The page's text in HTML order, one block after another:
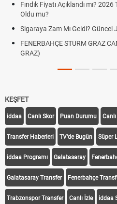
Fındık Fiyatı Açıklandı mı?
Oldu mu?
Sigaraya Zam Mı Geldi? Güncel
FENERBAHÇE STURM GRAZ
GRAZ)
KEŞFET
iddaa Canlı Skor Puan Durumu
Transfer Haberleri TV'de Bugün Süper
iddaa Programı Galatasaray
Galatasaray Transfer Fenerbahçe
Trabzonspor Transfer Canlı İzle iddaa